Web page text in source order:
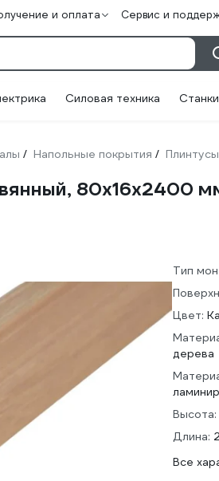
и оплата Сервис и
Силовая техника Станки
/ Напольные покрытия / Плинтусы
80х16х2400
Тип
Цвет:
дерева
Высота:
Длина:
Все